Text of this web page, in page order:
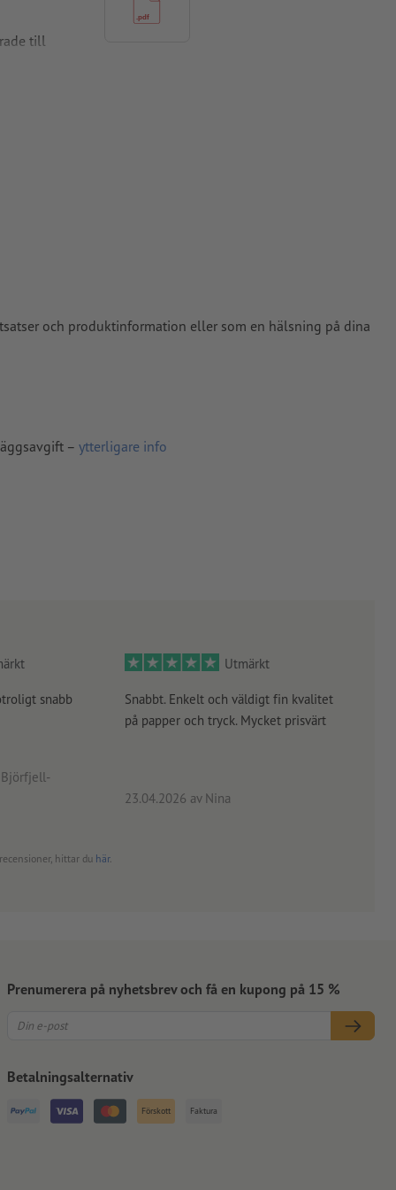
till
FOGRA52
och produktinformation eller som en hälsning på dina
– ytterligare info
snabb
Björfjell-
Utmärkt
Snabbt. Enkelt och väldigt fin kvalitet
på papper och tryck. Mycket prisvärt
23.04.2026 av Nina
hittar du här.
Prenumerera på nyhetsbrev och få en kupong på 15 %
Betalningsalternativ
Förskott Faktura